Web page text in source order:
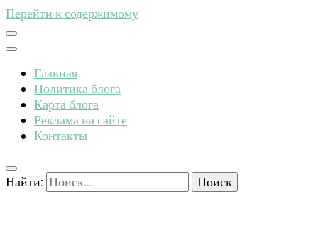
Перейти к содержимому
Главная
Политика блога
Карта блога
Реклама на сайте
Контакты
Найти: